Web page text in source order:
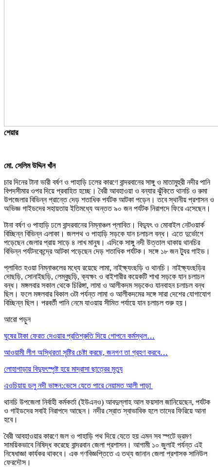
শেয়ার
মো. সেলিম উদ্দিন খাঁন
চার দিনের টানা ভারী বর্ষণ ও পাহাড়ি ঢলের কারণে বান্দরবানের সাঙ্গু ও মাতামুহুরী নদীর পানি
বিপদসীমার ওপর দিয়ে প্রবাহিত হচ্ছে। বৈরী আবহাওয়া ও বন্যার ঝুঁকিতে থানচি ও রুমা
উপজেলার বিভিন্ন প্রান্তে দেড় শতাধিক পর্যটক আটকা পড়েন। তবে স্থানীয় প্রশাসন ও
অভিজ্ঞ গাইডদের সহায়তায় ইতিমধ্যে অন্তত ৯০ জন পর্যটক নিরাপদে ফিরে এসেছেন।
টানা বর্ষণ ও পাহাড়ি ঢলে বান্দরবানের নিম্নাঞ্চল প্লাবিত। বিদ্যুৎ ও মোবাইল নেটওয়ার্ক
বিচ্ছিন্ন বিভিন্ন এলাকা। জলপথ ও পাহাড়ি সড়কে যান চলাচল বন্ধ। এতে দুর্ভোগে
পড়েছেন জেলার প্রায় সাড়ে ৪ লাখ মানুষ। এদিকে সাঙ্গু নদী উত্তাল থাকায় থানচির
বিভিন্ন পর্যটনকেন্দ্রে আটকা পড়েছেন দেড় শতাধিক পর্যটক। সঙ্গে ১৮ জন ট্যুর গাইড।
প্লাবিত হওয়া নিম্নাঞ্চলের মধ্যে রয়েছে লামা, নাইক্ষ্যংছড়ি ও থানচি। নাইক্ষ্যংছড়ির
দোছড়ি, সোনাইছড়ি, লেম্বুছড়ি, ক্যক্ষং ও বাইশারীর কয়েকটি শাখা সড়কে যান চলাচল
বন্ধ। মঙ্গলবার সকাল থেকে চিরিঙ্গা, লামা ও আলীকদম সড়কেও যানবাহন চলাচল বন্ধ
ছিল। ফলে মঙ্গলবার বিকাল ৩টা পর্যন্ত লামা ও আলীকদমের সঙ্গে সারা দেশের যোগাযোগ
বিচ্ছিন্ন ছিল। পরবর্তী পানি নেমে যাওয়ায় সীমিত পর্যায়ে যান চলাচল শুরু হয়।
আরো পড়ুন
ঘুষের টাকা ফেরত দেওয়ার প্রতিশ্রুতি দিয়ে গোপনে কর্মস্থল…
আওয়ামী লীগ অস্থিরতা সৃষ্টির চেষ্টা করছে, জনগণ তা গ্রহণ করবে…
লোহাগাড়ায় বিদ্যুৎস্পৃষ্ট হয়ে মাদ্রাসা ছাত্রের মৃত্যু
এওচিয়ায় ডলু নদী ভাঙ্গন:ভেসে যেতে পারে নেয়ামত আলী পাড়া
থানচি উপজেলা নির্বাহী কর্মকর্তা (ইউএনও) আবদুল্লাহ আল ফয়সাল জানিয়েছেন, পর্যটক
ও গাইডদের সবাই নিরাপদে আছেন। নদীর স্রোত স্বাভাবিক হলে তাদের ফিরিয়ে আনা
হবে।
বৈরী আবহাওয়ার কারণে জল ও পাহাড়ি পথ দিয়ে যেতে হয় এমন সব স্পটে ভ্রমণ
সাময়িকভাবে নিষিদ্ধ করেছে বান্দরবান জেলা প্রশাসন। আগামী ১০ জুলাই পর্যন্ত এই
নিষেধাজ্ঞা কার্যকর থাকবে। এক গণবিজ্ঞপ্তিতে এ তথ্য জানান জেলা প্রশাসক সানিউল
ফেরদৌস।